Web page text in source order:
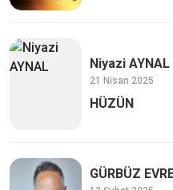
Niyazi AYNAL
21 Nisan 2025
HÜZÜN
GÜRBÜZ